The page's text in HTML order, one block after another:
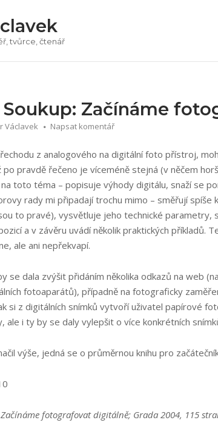
tvůrce, čtenář
Soukup: Začínáme
Václavek Napsat komentář
z analogového na digitální foto přístroj,
po pravdě řečeno je víceméně stejná (v něčem
toto téma – popisuje výhody digitálu, snaží se
rady mi připadají trochu mimo – směřují spíše
to pravé), vysvětluje jeho technické parametry,
a v závěru uvádí několik praktických příkladů.
ale ani nepřekvapí.
se dala zvýšit přidáním několika odkazů na web
fotoaparátů), případně na fotograficky
si z digitálních snímků vytvoří uživatel papírové
ale i ty by se daly vylepšit o více konkrétních
výše, jedná se o průměrnou knihu pro
fotografovat digitálně; Grada 2004, 115